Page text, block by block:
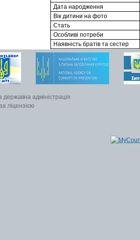
Дата народження
Вік дитини на фото
Стать
Особливі потреби
Наявність братів та сестер
адміністрація
ліцензією